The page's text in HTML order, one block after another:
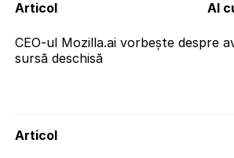
Articol AI
CEO-ul Mozilla.ai vorbește despre
sursă deschisă
Articol